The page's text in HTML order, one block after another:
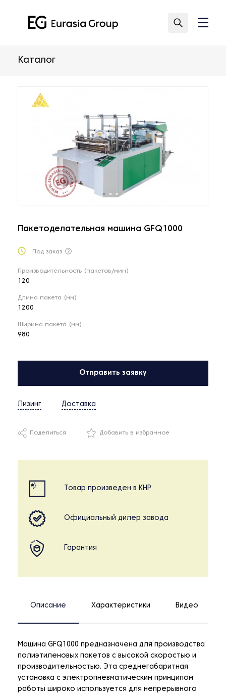
Каталог
Пакетоделательная машина GFQ1000
Под заказ
Производительность (пакетов/мин)
120
Длина пакета (мм)
1200
Ширина пакета (мм)
980
Отправить заявку
Лизинг Доставка
Поделиться Добавить в избранное
Товар произведен в КНР
Официальный дилер завода
Гарантия
Описание Характеристики Видео
Машина GFQ1000 предназначена для производства
полиэтиленовых пакетов с высокой скоростью и
производительностью. Эта среднегабаритная
установка с электропневматическим принципом
работы широко используется для непрерывного